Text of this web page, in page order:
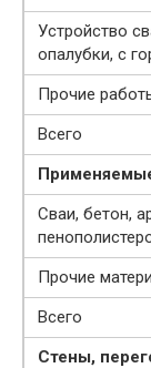
Устройство
опалубки, с
Прочие
Всего
Сваи, бетон,
Прочие
Всего
Стены,